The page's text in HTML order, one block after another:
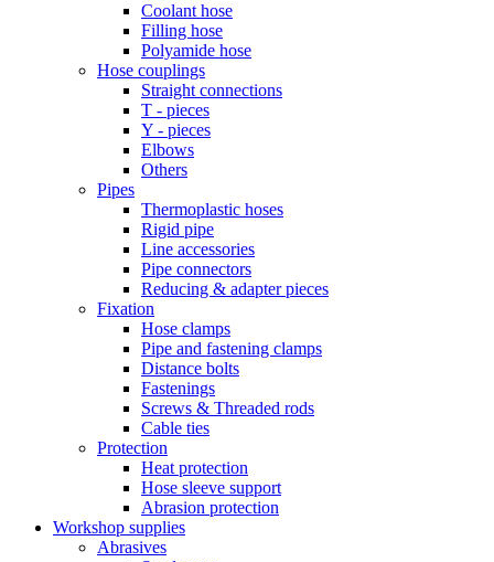
Coolant hose
Filling hose
Polyamide hose
Hose couplings
Straight connections
T - pieces
Y - pieces
Elbows
Others
Pipes
Thermoplastic hoses
Rigid pipe
Line accessories
Pipe connectors
Reducing & adapter pieces
Fixation
Hose clamps
Pipe and fastening clamps
Distance bolts
Fastenings
Screws & Threaded rods
Cable ties
Protection
Heat protection
Hose sleeve support
Abrasion protection
Workshop supplies
Abrasives